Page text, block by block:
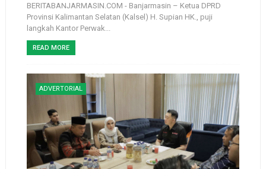
BERITABANJARMASIN.COM - Banjarmasin – Ketua DPRD
Provinsi Kalimantan Selatan (Kalsel) H. Supian HK., puji
langkah Kantor Perwak...
READ MORE
ADVERTORIAL